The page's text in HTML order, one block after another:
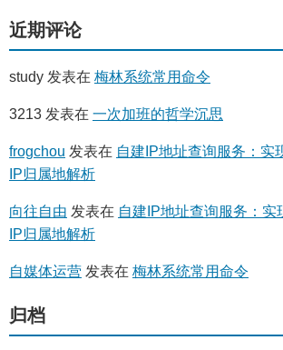
近期评论
study 发表在 梅林系统常用命令
3213 发表在 一次加班的哲学沉思
frogchou 发表在 自建IP地址查询服务：实
IP归属地解析
向往自由 发表在 自建IP地址查询服务：实
IP归属地解析
自媒体运营 发表在 梅林系统常用命令
归档